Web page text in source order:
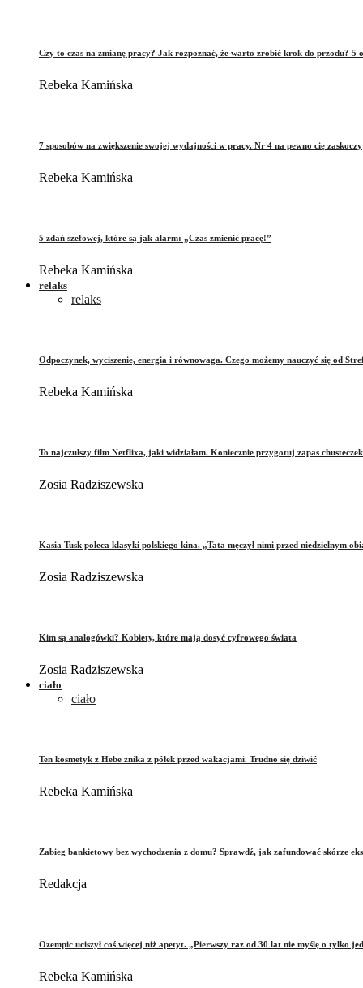
Czy to czas na zmianę pracy? Jak rozpoznać, że warto zrobić krok do przodu? 5
Rebeka Kamińska
7 sposobów na zwiększenie swojej wydajności w pracy. Nr 4 na pewno cię zaskoczy
Rebeka Kamińska
5 zdań szefowej, które są jak alarm: „Czas zmienić pracę!”
Rebeka Kamińska
relaks
relaks
Odpoczynek, wyciszenie, energia i równowaga. Czego możemy nauczyć się od
Rebeka Kamińska
To najczulszy film Netflixa, jaki widziałam. Koniecznie przygotuj zapas chusteczek
Zosia Radziszewska
Kasia Tusk poleca klasyki polskiego kina. „Tata męczył nimi przed niedzielnym
Zosia Radziszewska
Kim są analogówki? Kobiety, które mają dosyć cyfrowego świata
Zosia Radziszewska
ciało
ciało
Ten kosmetyk z Hebe znika z półek przed wakacjami. Trudno się dziwić
Rebeka Kamińska
Zabieg bankietowy bez wychodzenia z domu? Sprawdź, jak zafundować skórze
Redakcja
Ozempic uciszył coś więcej niż apetyt. „Pierwszy raz od 30 lat nie myślę o tylko
Rebeka Kamińska